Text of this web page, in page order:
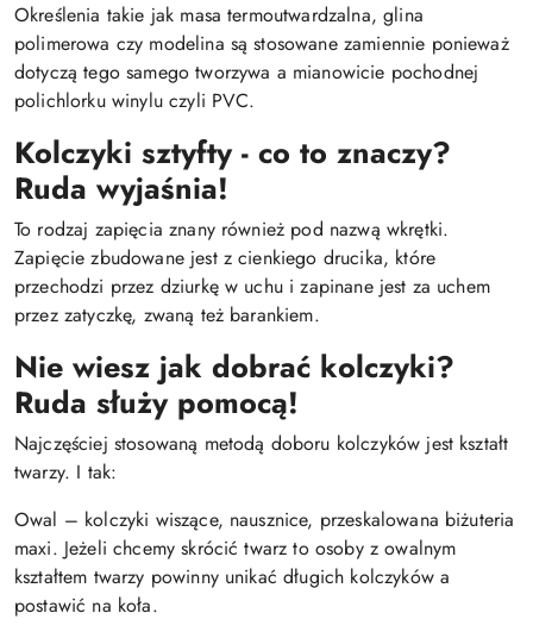
Określenia takie jak masa termoutwardzalna, glina
polimerowa czy modelina są stosowane zamiennie ponieważ
dotyczą tego samego tworzywa a mianowicie pochodnej
polichlorku winylu czyli PVC.
Kolczyki sztyfty - co to znaczy?
Ruda wyjaśnia!
To rodzaj zapięcia znany również pod nazwą wkrętki.
Zapięcie zbudowane jest z cienkiego drucika, które
przechodzi przez dziurkę w uchu i zapinane jest za uchem
przez zatyczkę, zwaną też barankiem.
Nie wiesz jak dobrać kolczyki?
Ruda służy pomocą!
Najczęściej stosowaną metodą doboru kolczyków jest kształt
twarzy. I tak:
Owal – kolczyki wiszące, nausznice, przeskalowana biżuteria
maxi. Jeżeli chcemy skrócić twarz to osoby z owalnym
kształtem twarzy powinny unikać długich kolczyków a
postawić na koła.